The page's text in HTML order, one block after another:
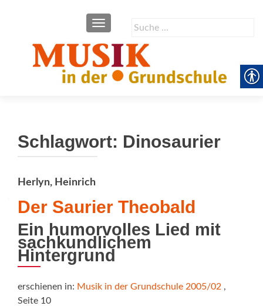
Suche
SCHALTE NAVIGATION
Schlagwort: Dinosaurier
Herlyn, Heinrich
Der Saurier Theobald
Ein humorvolles Lied mit
sachkundlichem
Hintergrund
erschienen in: Musik in der Grundschule 2005/02 ,
Seite 10